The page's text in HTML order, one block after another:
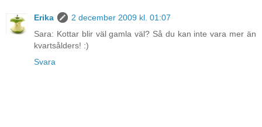
Erika
2 december 2009 kl. 01:07
Sara: Kottar blir väl gamla väl? Så du kan inte vara mer än
kvartsålders! :)
Svara